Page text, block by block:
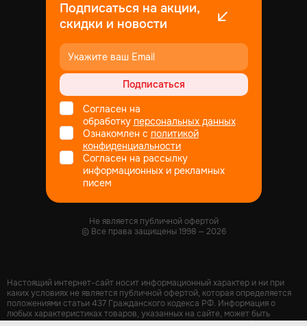
Подписаться на акции,
скидки и новости
Подписаться
Согласен на
обработку персональных данных
Ознакомлен с политикой
конфиденциальности
Согласен на рассылку
информационных и рекламных
писем
Не является публичной офертой
© Все права защищены1998— 2026
Настоящий интернет-сайт носит информационный характер и ни при
каких условиях не является публичной офертой, которая определяется
положениями статьи 437 Гражданского кодекса РФ. Информация о
любых характеристиках товаров, указанных на сайте, может быть